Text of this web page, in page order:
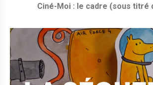
Ciné-Moi : le cadre (sous titré